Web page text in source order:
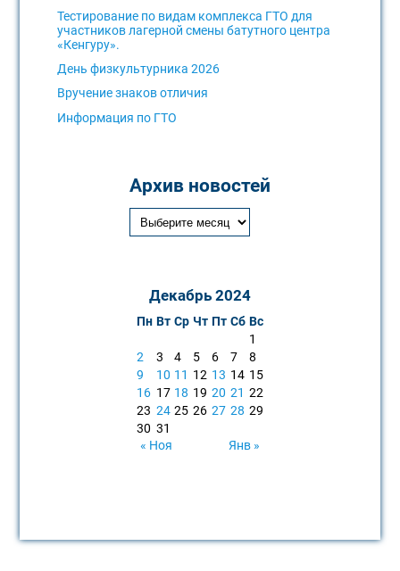
Тестирование по видам комплекса ГТО для
участников лагерной смены батутного центра
«Кенгуру».
День физкультурника 2026
Вручение знаков отличия
Информация по ГТО
Архив новостей
Декабрь 2024
Пн Вт Ср Чт Пт Сб Вс
1
2
3 4 5 6 7
8
9
10 11 12 13 14 15
16 17 18 19 20 21 22
23 24 25 26 27 28 29
30 31
« Ноя
Янв »